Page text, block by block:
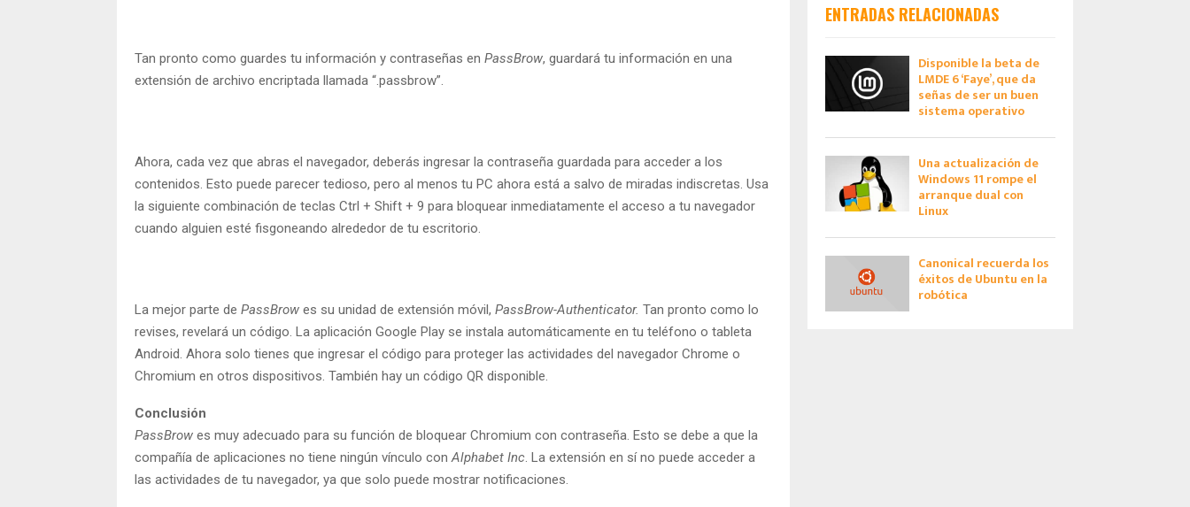
Tan pronto como guardes tu información y contraseñas en PassBrow, guardará tu información en una
extensión de archivo encriptada llamada “.passbrow”.
Ahora, cada vez que abras el navegador, deberás ingresar la contraseña guardada para acceder a los
contenidos. Esto puede parecer tedioso, pero al menos tu PC ahora está a salvo de miradas indiscretas. Usa
la siguiente combinación de teclas Ctrl + Shift + 9 para bloquear inmediatamente el acceso a tu navegador
cuando alguien esté fisgoneando alrededor de tu escritorio.
La mejor parte de PassBrow es su unidad de extensión móvil, PassBrow-Authenticator. Tan pronto como lo
revises, revelará un código. La aplicación Google Play se instala automáticamente en tu teléfono o tableta
Android. Ahora solo tienes que ingresar el código para proteger las actividades del navegador Chrome o
Chromium en otros dispositivos. También hay un código QR disponible.
Conclusión
PassBrow es muy adecuado para su función de bloquear Chromium con contraseña. Esto se debe a que la
compañía de aplicaciones no tiene ningún vínculo con Alphabet Inc. La extensión en sí no puede acceder a
las actividades de tu navegador, ya que solo puede mostrar notificaciones.
ENTRADAS RELACIONADAS
Disponible la beta de
LMDE 6 ‘Faye’, que da
señas de ser un buen
sistema operativo
Una actualización de
Windows 11 rompe el
arranque dual con
Linux
Canonical recuerda los
éxitos de Ubuntu en la
robótica